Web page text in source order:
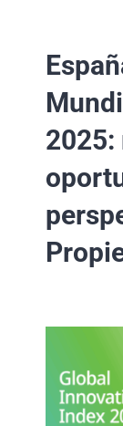
NOTICIAS
CONTACTO
2025: